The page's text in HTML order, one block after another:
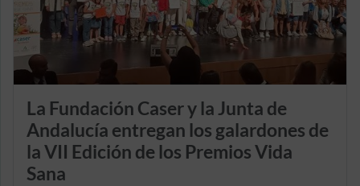
La Fundación Caser y la Junta de
Andalucía entregan los galardones de
la VII Edición de los Premios Vida
Sana